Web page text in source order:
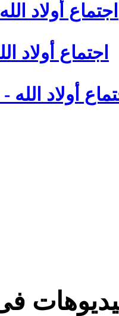
اجتماع أولاد الله -
اجتماع أولاد الله
أولاد الله - حلقة